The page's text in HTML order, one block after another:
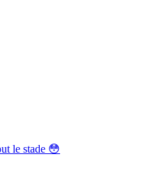
le stade 😳